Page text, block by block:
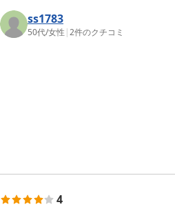
ss1783
50代/女性 |2件のクチコミ
4